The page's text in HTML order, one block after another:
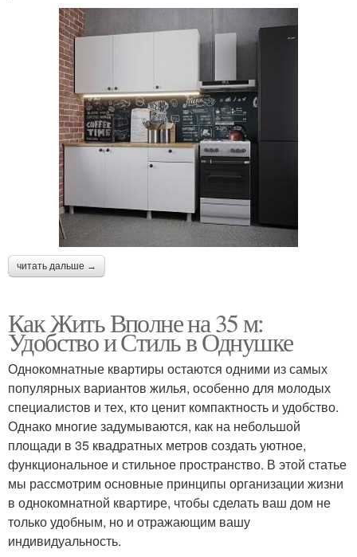
читать дальше →
Как Жить Вполне на 35 м:
Удобство и Стиль в Однушке
Однокомнатные квартиры остаются одними из самых
популярных вариантов жилья, особенно для молодых
специалистов и тех, кто ценит компактность и удобство.
Однако многие задумываются, как на небольшой
площади в 35 квадратных метров создать уютное,
функциональное и стильное пространство. В этой статье
мы рассмотрим основные принципы организации жизни
в однокомнатной квартире, чтобы сделать ваш дом не
только удобным, но и отражающим вашу
индивидуальность.